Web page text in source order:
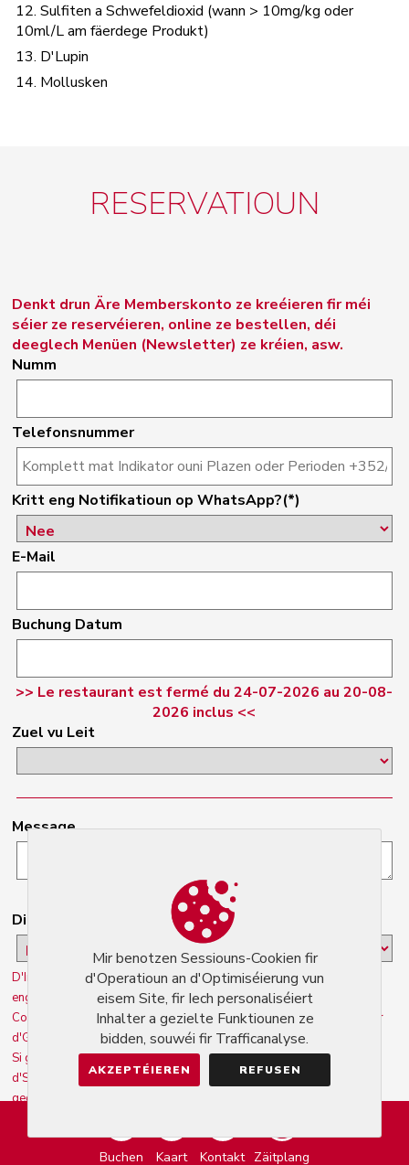
Buchen Kaart Kontakt Zäitplang
12. Sulfiten a Schwefeldioxid (wann > 10mg/kg oder
10ml/L am fäerdege Produkt)
13. D'Lupin
14. Mollusken
RESERVATIOUN
Denkt drun Äre Memberskonto ze kreéieren fir méi
séier ze reservéieren, online ze bestellen, déi
deeglech Menüen (Newsletter) ze kréien, asw.
Numm
Telefonsnummer
Kritt eng Notifikatioun op WhatsApp?(*)
E-Mail
Buchung Datum
>> Le restaurant est fermé du 24-07-2026 au 20-08-
2026 inclus <<
Zuel vu Leit
Message
Dir averstanen op déi folgend Konditiounen:
D'Informatiounen, déi op dësem Formulaire gesammelt ginn, ginn an
engem computeriséierten Dossier vun der Firma 'Markeasy
Communication' (Administrator/Creator/Host vun 'Gastronomie.lu') fir
d'Gestioun vum Fonctionnement vum Site opgeholl. 'Gastronomie.lu'.
Si gi fir eng Dauer vun 3 Joer gehal (wann net aktiv) a sinn nëmme fir
d'Servicer 'Gastronomie.lu' vun der Firma 'Markeasy Communication'
geduecht..
Zougang zu den Donnéeën, déi Iech betreffen, ausüben an se
korrigéieren/zerstéieren andeems Dir de Service 'Gastronomie.lu'
Mir benotzen Sessiouns-Cookien fir
d'Operatioun an d'Optimiséierung vun
eisem Site, fir Iech personaliséiert
Inhalter a gezielte Funktiounen ze
bidden, souwéi fir Trafficanalyse.
AKZEPTÉIEREN REFUSEN